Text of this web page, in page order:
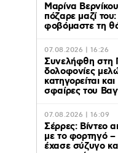
Μαρίνα
πόζαρε μαζί
φοβόμαστε τη
07.08.2026 | 16:26
Συνελήφθη στη
δολοφονίες
κατηγορείται
σφαίρες του
07.08.2026 | 16:09
Σέρρες: Βίντεο
με το φορτηγό
έχασε σύζυγο